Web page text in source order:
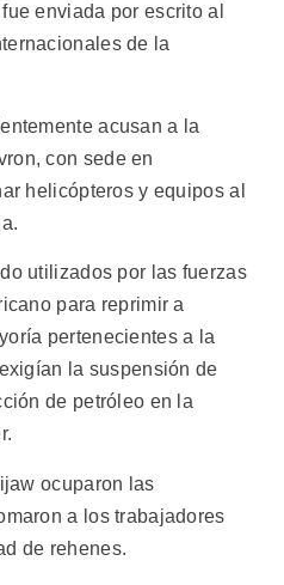
enviada por escrito al
de la
acusan a la
con sede en
helicópteros y equipos al
utilizados por las fuerzas
para reprimir a
pertenecientes a la
la suspensión de
de petróleo en la
ocuparon las
a los trabajadores
de rehenes.